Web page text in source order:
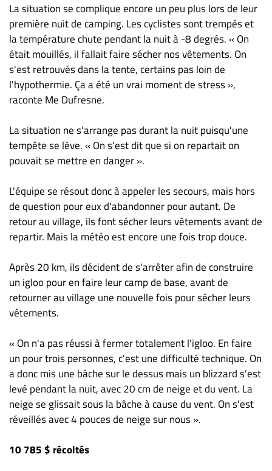
La situation se complique encore un peu plus lors de leur
première nuit de camping. Les cyclistes sont trempés et
la température chute pendant la nuit à -8 degrés. « On
était mouillés, il fallait faire sécher nos vêtements. On
s'est retrouvés dans la tente, certains pas loin de
l'hypothermie. Ça a été un vrai moment de stress »,
raconte Me Dufresne.
La situation ne s'arrange pas durant la nuit puisqu'une
tempête se lève. « On s'est dit que si on repartait on
pouvait se mettre en danger ».
L'équipe se résout donc à appeler les secours, mais hors
de question pour eux d'abandonner pour autant. De
retour au village, ils font sécher leurs vêtements avant de
repartir. Mais la météo est encore une fois trop douce.
Après 20 km, ils décident de s'arrêter afin de construire
un igloo pour en faire leur camp de base, avant de
retourner au village une nouvelle fois pour sécher leurs
vêtements.
« On n'a pas réussi à fermer totalement l'igloo. En faire
un pour trois personnes, c'est une difficulté technique. On
a donc mis une bâche sur le dessus mais un blizzard s'est
levé pendant la nuit, avec 20 cm de neige et du vent. La
neige se glissait sous la bâche à cause du vent. On s'est
réveillés avec 4 pouces de neige sur nous ».
10 785 $ récoltés